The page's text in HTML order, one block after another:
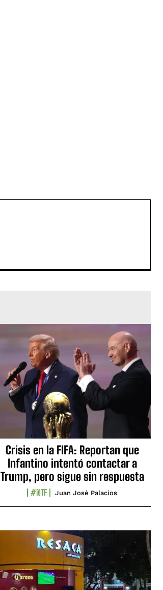
Crisis en la FIFA: Reportan que
Infantino intentó contactar a
Trump, pero sigue sin respuesta
#NTF Juan José Palacios